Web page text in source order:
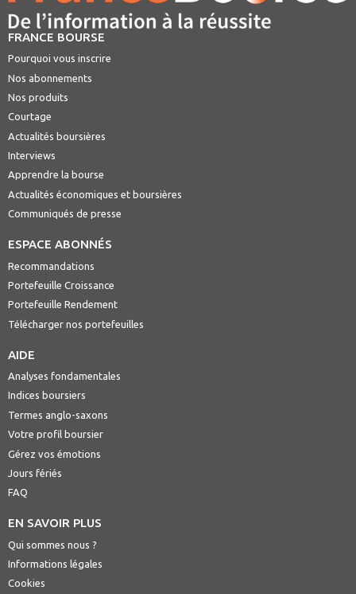
FRANCE BOURSE
Pourquoi vous inscrire
Nos abonnements
Nos produits
Courtage
Actualités boursières
Interviews
Apprendre la bourse
Actualités économiques et boursières
Communiqués de presse
ESPACE ABONNÉS
Recommandations
Portefeuille Croissance
Portefeuille Rendement
Télécharger nos portefeuilles
AIDE
Analyses fondamentales
Indices boursiers
Termes anglo-saxons
Votre profil boursier
Gérez vos émotions
Jours fériés
FAQ
EN SAVOIR PLUS
Qui sommes nous ?
Informations légales
Cookies